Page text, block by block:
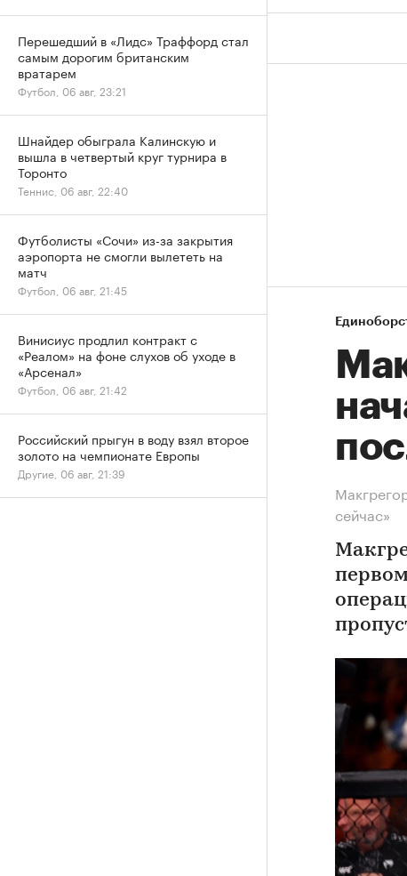
сейчас»
Перешедший в «Лидс» Траффорд стал
самым дорогим британским
вратарем
Футбол, 06 авг, 23:21
Шнайдер обыграла Калинскую и
вышла в четвертый круг турнира в
Торонто
Теннис, 06 авг, 22:40
Футболисты «Сочи» из-за закрытия
аэропорта не смогли вылететь на
матч
Футбол, 06 авг, 21:45
Винисиус продлил контракт с
«Реалом» на фоне слухов об уходе в
«Арсенал»
Футбол, 06 авг, 21:42
Российский прыгун в воду взял второе
золото на чемпионате Европы
Другие, 06 авг, 21:39